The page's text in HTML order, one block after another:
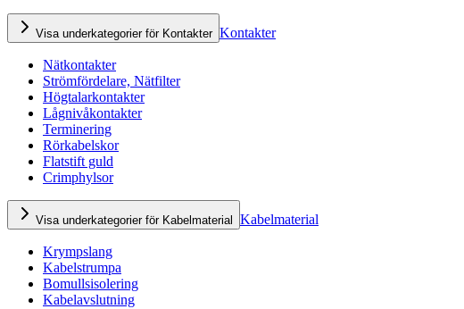
Visa underkategorier för Kontakter Kontakter
Nätkontakter
Strömfördelare, Nätfilter
Högtalarkontakter
Lågnivåkontakter
Terminering
Rörkabelskor
Flatstift guld
Crimphylsor
Visa underkategorier för Kabelmaterial Kabelmaterial
Krympslang
Kabelstrumpa
Bomullsisolering
Kabelavslutning